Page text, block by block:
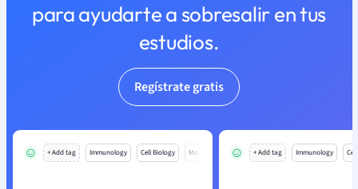
para ayudarte a sobresalir en tus
estudios.
Regístrate gratis
+ Add tag Immunology Cell Biology Mo + Add tag Immunology